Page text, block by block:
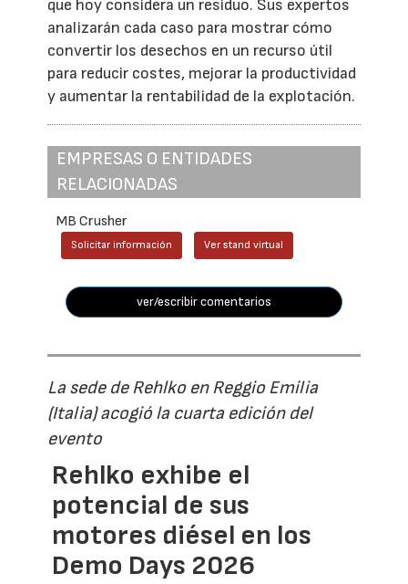
que hoy considera un residuo. Sus expertos
analizarán cada caso para mostrar cómo
convertir los desechos en un recurso útil
para reducir costes, mejorar la productividad
y aumentar la rentabilidad de la explotación.
EMPRESAS O ENTIDADES
RELACIONADAS
MB Crusher
Solicitar información Ver stand virtual
ver/escribir comentarios
La sede de Rehlko en Reggio Emilia
(Italia) acogió la cuarta edición del
evento
Rehlko exhibe el
potencial de sus
motores diésel en los
Demo Days 2026